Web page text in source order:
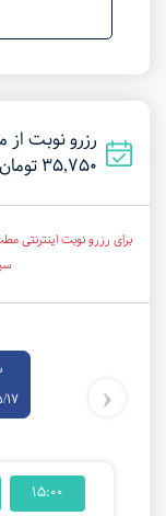
رزرو نوبت
35,750 تومان)
برای رزرو نوبت اینترنتی
17
‹
15:00